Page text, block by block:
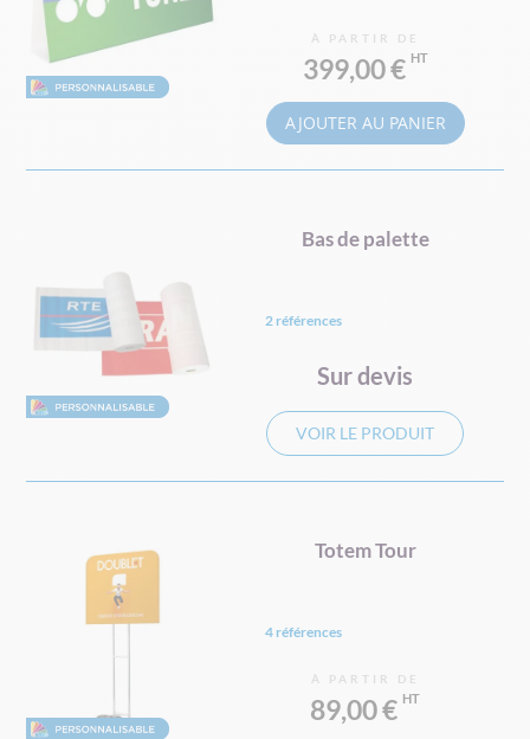
À PARTIR DE
399,00 €
AJOUTER AU PANIER
Bas de palette
2 références
Sur devis
VOIR LE PRODUIT
Totem Tour
4 références
À PARTIR DE
89,00 €